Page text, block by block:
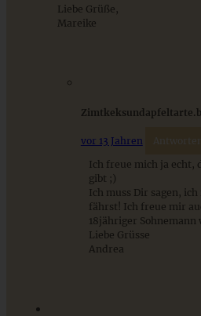
Schneller Zimt-Apfelkuchen mit
Liebe Grüße,
Mareike
vor 13 Jahren Antworten
Ich freue mich ja echt,
gibt ;)
Ich muss Dir sagen,
fährst! Ich freue mir
18jähriger
Liebe Grüsse
Andrea